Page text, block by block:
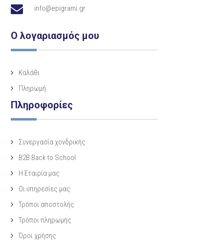
info@epigrami.gr
Ο λογαριασμός μου
Καλάθι
Πληρωμή
Πληροφορίες
Συνεργασία χονδρικής
B2B Back to School
Η Eταιρία μας
Οι υπηρεσίες μας
Τρόποι αποστολής
Τρόποι πληρωμής
Όροι χρήσης